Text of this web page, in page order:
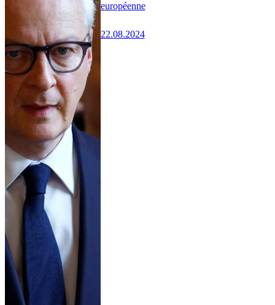
européenne
22.08.2024